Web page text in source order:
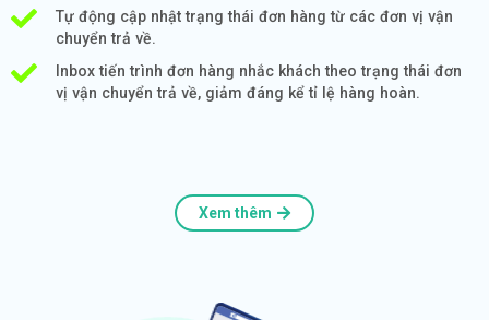
Tự động cập nhật trạng thái đơn hàng từ các đơn vị vận
chuyển trả về.
Inbox tiến trình đơn hàng nhắc khách theo trạng thái đơn
vị vận chuyển trả về, giảm đáng kể tỉ lệ hàng hoàn.
Xem thêm